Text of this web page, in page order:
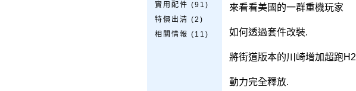
實用配件 (91)
特價出清 (2)
相關情報 (11)
來看看美國的一群重機玩家
如何透過套件改裝.
將街道版本的川崎增加超跑H2
動力完全釋放.